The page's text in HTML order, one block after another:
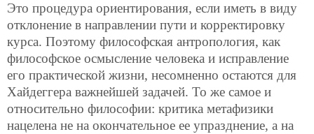
Это процедура ориентирования, если иметь в виду
отклонение в направлении пути и корректировку
курса. Поэтому философская антропология, как
философское осмысление человека и исправление
его практической жизни, несомненно остаются для
Хайдеггера важнейшей задачей. То же самое и
относительно философии: критика метафизики
нацелена не на окончательное ее упразднение, а на